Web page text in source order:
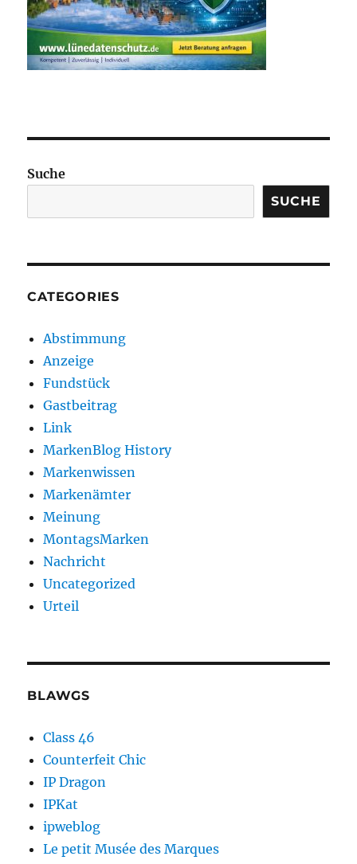
Suche
SUCHE
CATEGORIES
Abstimmung
Anzeige
Fundstück
Gastbeitrag
Link
MarkenBlog History
Markenwissen
Markenämter
Meinung
MontagsMarken
Nachricht
Uncategorized
Urteil
BLAWGS
Class 46
Counterfeit Chic
IP Dragon
IPKat
ipweblog
Le petit Musée des Marques